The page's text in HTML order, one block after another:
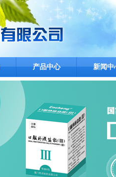
产品中心 新闻中